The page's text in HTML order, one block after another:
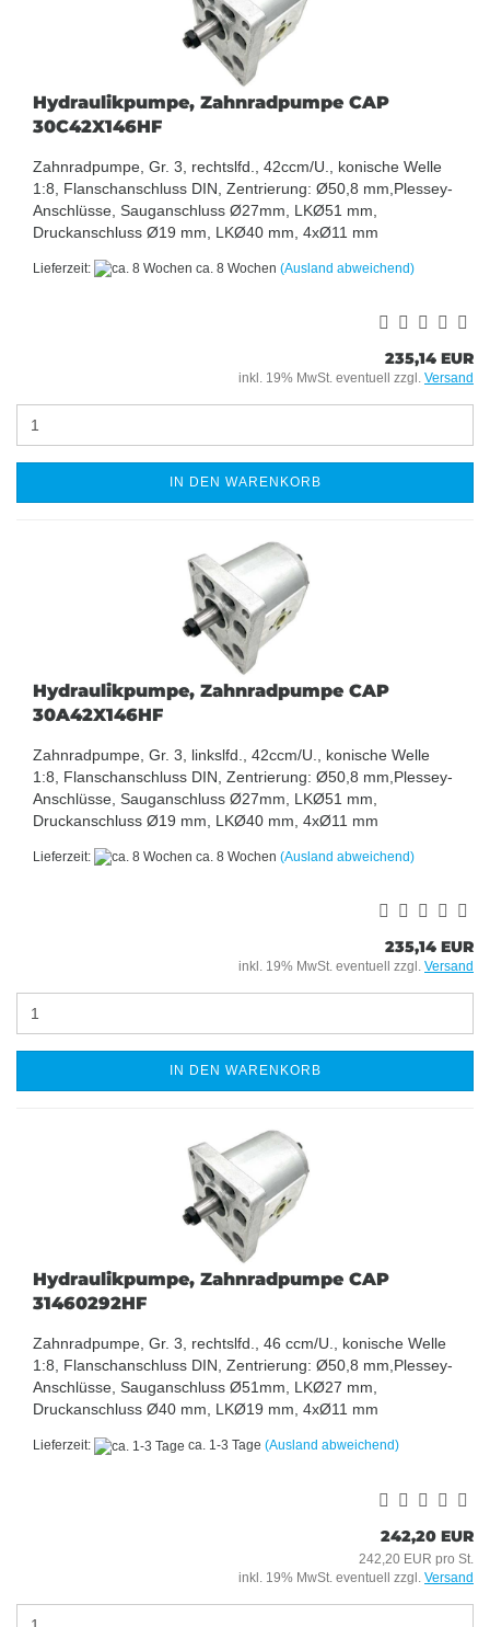
Hydraulikpumpe, Zahnradpumpe CAP
30C42X146HF
Zahnradpumpe, Gr. 3, rechtslfd., 42ccm/U., konische Welle
1:8, Flanschanschluss DIN, Zentrierung: Ø50,8 mm,Plessey-
Anschlüsse, Sauganschluss Ø27mm, LKØ51 mm,
Druckanschluss Ø19 mm, LKØ40 mm, 4xØ11 mm
Lieferzeit: ca. 8 Wochen (Ausland abweichend)
235,14 EUR
inkl. 19% MwSt. eventuell zzgl. Versand
IN DEN WARENKORB
Hydraulikpumpe, Zahnradpumpe CAP
30A42X146HF
Zahnradpumpe, Gr. 3, linkslfd., 42ccm/U., konische Welle
1:8, Flanschanschluss DIN, Zentrierung: Ø50,8 mm,Plessey-
Anschlüsse, Sauganschluss Ø27mm, LKØ51 mm,
Druckanschluss Ø19 mm, LKØ40 mm, 4xØ11 mm
Lieferzeit: ca. 8 Wochen (Ausland abweichend)
235,14 EUR
inkl. 19% MwSt. eventuell zzgl. Versand
IN DEN WARENKORB
Hydraulikpumpe, Zahnradpumpe CAP
31460292HF
Zahnradpumpe, Gr. 3, rechtslfd., 46 ccm/U., konische Welle
1:8, Flanschanschluss DIN, Zentrierung: Ø50,8 mm,Plessey-
Anschlüsse, Sauganschluss Ø51mm, LKØ27 mm,
Druckanschluss Ø40 mm, LKØ19 mm, 4xØ11 mm
Lieferzeit: ca. 1-3 Tage (Ausland abweichend)
242,20 EUR
242,20 EUR pro St.
inkl. 19% MwSt. eventuell zzgl. Versand